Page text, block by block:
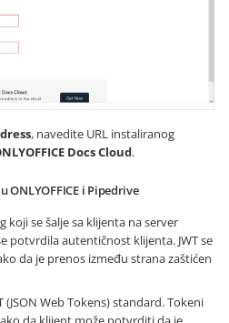
, navedite URL instaliranog
Docs Cloud.
ONLYOFFICE i Pipedrive
koji se šalje sa klijenta na server
potvrdila autentičnost klijenta. JWT se
da je prenos između strana zaštićen
(JSON Web Tokens) standard. Tokeni